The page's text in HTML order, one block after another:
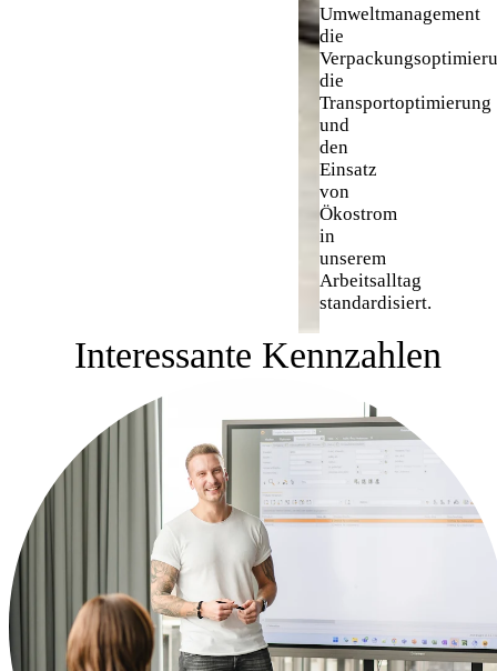
Umweltmanagement
die
die
Transportoptimierung
und
den
Einsatz
von
Ökostrom
in
unserem
Arbeitsalltag
standardisiert.
Interessante Kennzahlen